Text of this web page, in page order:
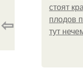
стоят
плодов
тут
⇦